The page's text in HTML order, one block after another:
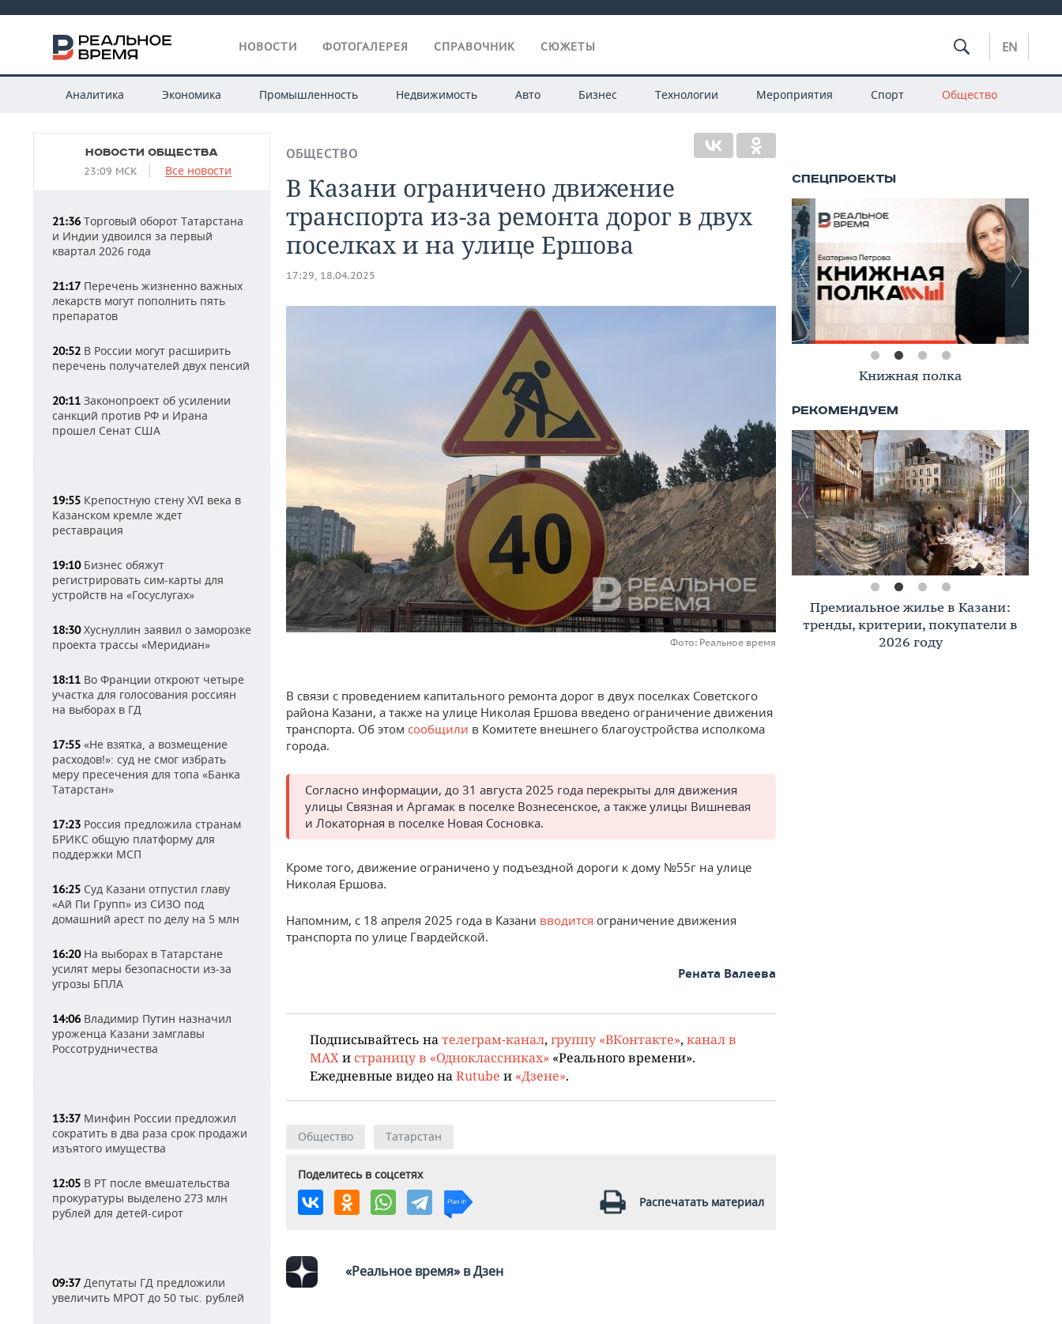
НОВОСТИ ФОТОГАЛЕРЕЯ СПРАВОЧНИК СЮЖЕТЫ EN
Аналитика Экономика Промышленность Недвижимость Авто Бизнес Технологии Мероприятия Спорт Общество
НОВОСТИ ОБЩЕСТВА
23:09 МСК Все новости
21:36 Торговый оборот Татарстана
и Индии удвоился за первый
квартал 2026 года
21:17 Перечень жизненно важных
лекарств могут пополнить пять
препаратов
20:52 В России могут расширить
перечень получателей двух пенсий
20:11 Законопроект об усилении
санкций против РФ и Ирана
прошел Сенат США
19:55 Крепостную стену XVI века в
Казанском кремле ждет
реставрация
19:10Бизнес обяжут
регистрировать сим-карты для
устройств на «Госуслугах»
18:30Хуснуллин заявил о заморозке
проекта трассы «Меридиан»
18:11 Во Франции откроют четыре
участка для голосования россиян
на выборах в ГД
17:55 «Не взятка, а возмещение
расходов!»: суд не смог избрать
меру пресечения для топа «Банка
Татарстан»
17:23 Россия предложила странам
БРИКС общую платформу для
поддержки МСП
16:25 Суд Казани отпустил главу
«Ай Пи Групп» из СИЗО под
домашний арест по делу на 5 млн
16:20На выборах в Татарстане
усилят меры безопасности из-за
угрозы БПЛА
14:06 Владимир Путин назначил
уроженца Казани замглавы
Россотрудничества
13:37 Минфин России предложил
сократить в два раза срок продажи
изъятого имущества
12:05 В РТ после вмешательства
прокуратуры выделено 273 млн
рублей для детей-сирот
09:37 Депутаты ГД предложили
увеличить МРОТ до 50 тыс. рублей
ОБЩЕСТВО
В Казани ограничено движение
транспорта из-за ремонта дорог в двух
поселках и на улице Ершова
17:29, 18.04.2025
Фото: Реальное время
В связи с проведением капитального ремонта дорог в двух поселках Советского
района Казани, а также на улице Николая Ершова введено ограничение движения
транспорта. Об этом сообщили в Комитете внешнего благоустройства исполкома
города.
Согласно информации, до 31 августа 2025 года перекрыты для движения
улицы Связная и Аргамак в поселке Вознесенское, а также улицы Вишневая
и Локаторная в поселке Новая Сосновка.
Кроме того, движение ограничено у подъездной дороги к дому №55г на улице
Николая Ершова.
Напомним, с 18 апреля 2025 года в Казани вводится ограничение движения
транспорта по улице Гвардейской.
Рената Валеева
Подписывайтесь нателеграм-канал, группу «ВКонтакте», канал в
MAXи страницу в «Одноклассниках» «Реального времени».
Ежедневные видео наRutube и «Дзене».
Общество Татарстан
Поделитесь в соцсетях
Распечатать материал
«Реальное время» в Дзен
Книжная полка
Премиальное жилье в Казани:
тренды, критерии, покупатели в
2026 году